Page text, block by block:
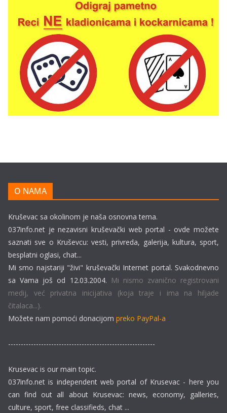
O NAMA
Kruševac sa okolinom je naša osnovna tema.
037info.net je nezavisni kruševački web portal - ovde možete
saznati sve o Kruševcu: vesti, privreda, galerija, kultura, sport,
besplatni oglasi, chat...
Mi smo najstariji "živi" kruševački Internet portal. Svakodnevno
sa Vama još od 12.03.2004. Mi nismo zvanično registrovani
medij, već privatna inicijativa (koja traje i ima na hiljade
čitalaca...).
Možete nam pomoći donacijom preko PayPal-a
----------------------------------------------------------
Krusevac is our main topic.
037info.net is independent web portal of Krusevac - here you
can find out all about Krusevac: news, economy, galleries,
culture, sport, free classifieds, chat ...